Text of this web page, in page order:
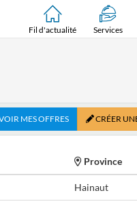
Fil d'actualité Services
MES OFFRES CRÉER
Province
Hainaut